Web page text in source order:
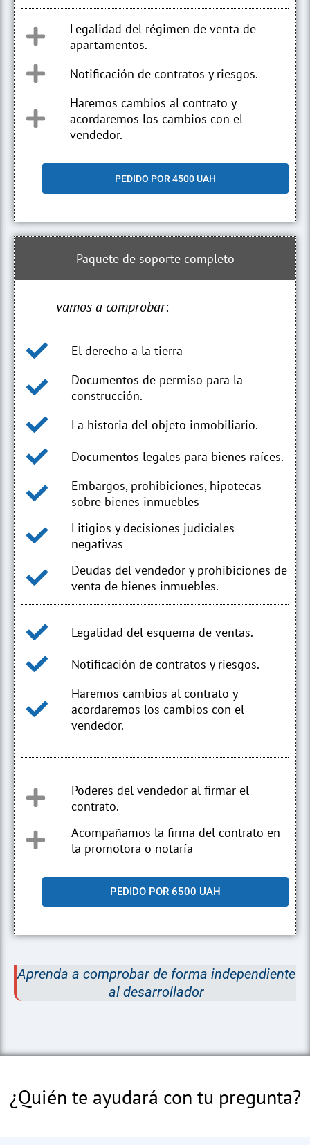
Legalidad del régimen de venta de
apartamentos.
Notificación de contratos y riesgos.
Haremos cambios al contrato y
acordaremos los cambios con el
vendedor.
PEDIDO POR 4500 UAH
Paquete de soporte completo
vamos a comprobar:
El derecho a la tierra
Documentos de permiso para la
construcción.
La historia del objeto inmobiliario.
Documentos legales para bienes raíces.
Embargos, prohibiciones, hipotecas
sobre bienes inmuebles
Litigios y decisiones judiciales
negativas
Deudas del vendedor y prohibiciones de
venta de bienes inmuebles.
Legalidad del esquema de ventas.
Notificación de contratos y riesgos.
Haremos cambios al contrato y
acordaremos los cambios con el
vendedor.
Poderes del vendedor al firmar el
contrato.
Acompañamos la firma del contrato en
la promotora o notaría
PEDIDO POR 6500 UAH
Aprenda a comprobar de forma independiente
al desarrollador
¿Quién te ayudará con tu pregunta?